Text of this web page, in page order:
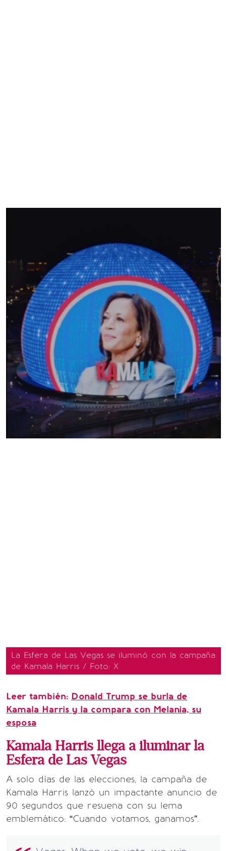
La Esfera de Las Vegas se iluminó con la campaña
de Kamala Harris / Foto: X
Leer también: Donald Trump se burla de
Kamala Harris y la compara con Melania, su
esposa
Kamala Harris llega a iluminar la
Esfera de Las Vegas
A solo días de las elecciones, la campaña de
Kamala Harris lanzó un impactante anuncio de
90 segundos que resuena con su lema
emblemático: “Cuando votamos, ganamos”.